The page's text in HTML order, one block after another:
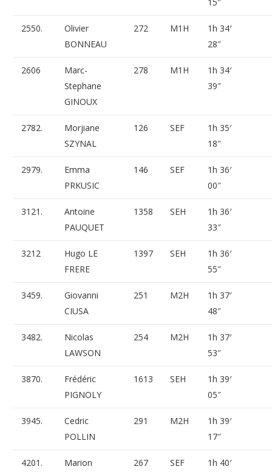
15″
2550.
Olivier
BONNEAU
272 M1H
1h 34′
28″
2606
Marc-
Stephane
GINOUX
278 M1H
1h 34′
39″
2782.
Morjiane
SZYNAL
126 SEF
1h 35′
18″
2979.
Emma
PRKUSIC
146 SEF
1h 36′
00″
3121.
Antoine
PAUQUET
1358 SEH
1h 36′
33″
3212
Hugo LE
FRERE
1397 SEH
1h 36′
55″
3459.
Giovanni
CIUSA
251 M2H
1h 37′
48″
3482.
Nicolas
LAWSON
254 M2H
1h 37′
53″
3870.
Frédéric
PIGNOLY
1613 SEH
1h 39′
05″
3945.
Cedric
POLLIN
291 M2H
1h 39′
17″
4201.
Marion
267 SEF
1h 40′